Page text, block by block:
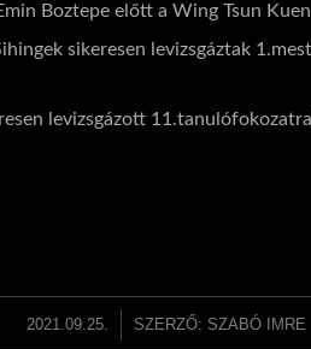
Boztepe előtt a Wing Tsun
sikeresen levizsgáztak
levizsgázott
2021.09.25.
/ SZERZŐ: SZABÓ IMRE